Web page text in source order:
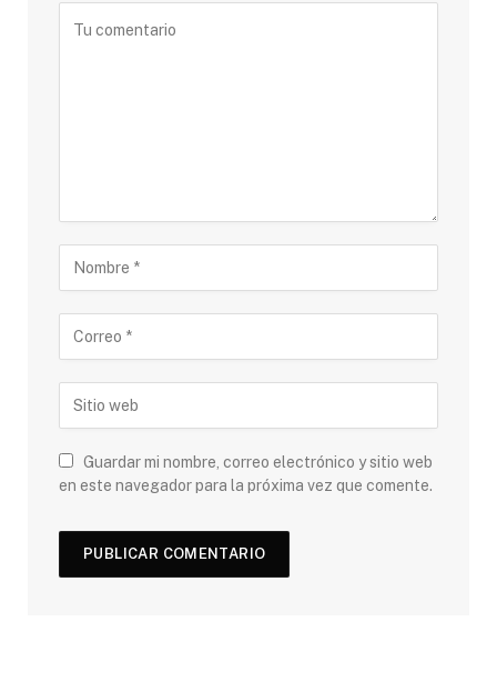
Guardar mi nombre, correo electrónico y sitio web
en este navegador para la próxima vez que comente.